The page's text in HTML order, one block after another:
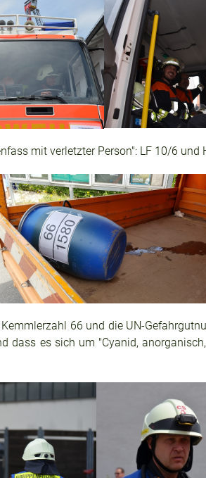
mit verletzter Person": LF 10/6 und
66 und die UN-
dass es sich um "Cyanid,